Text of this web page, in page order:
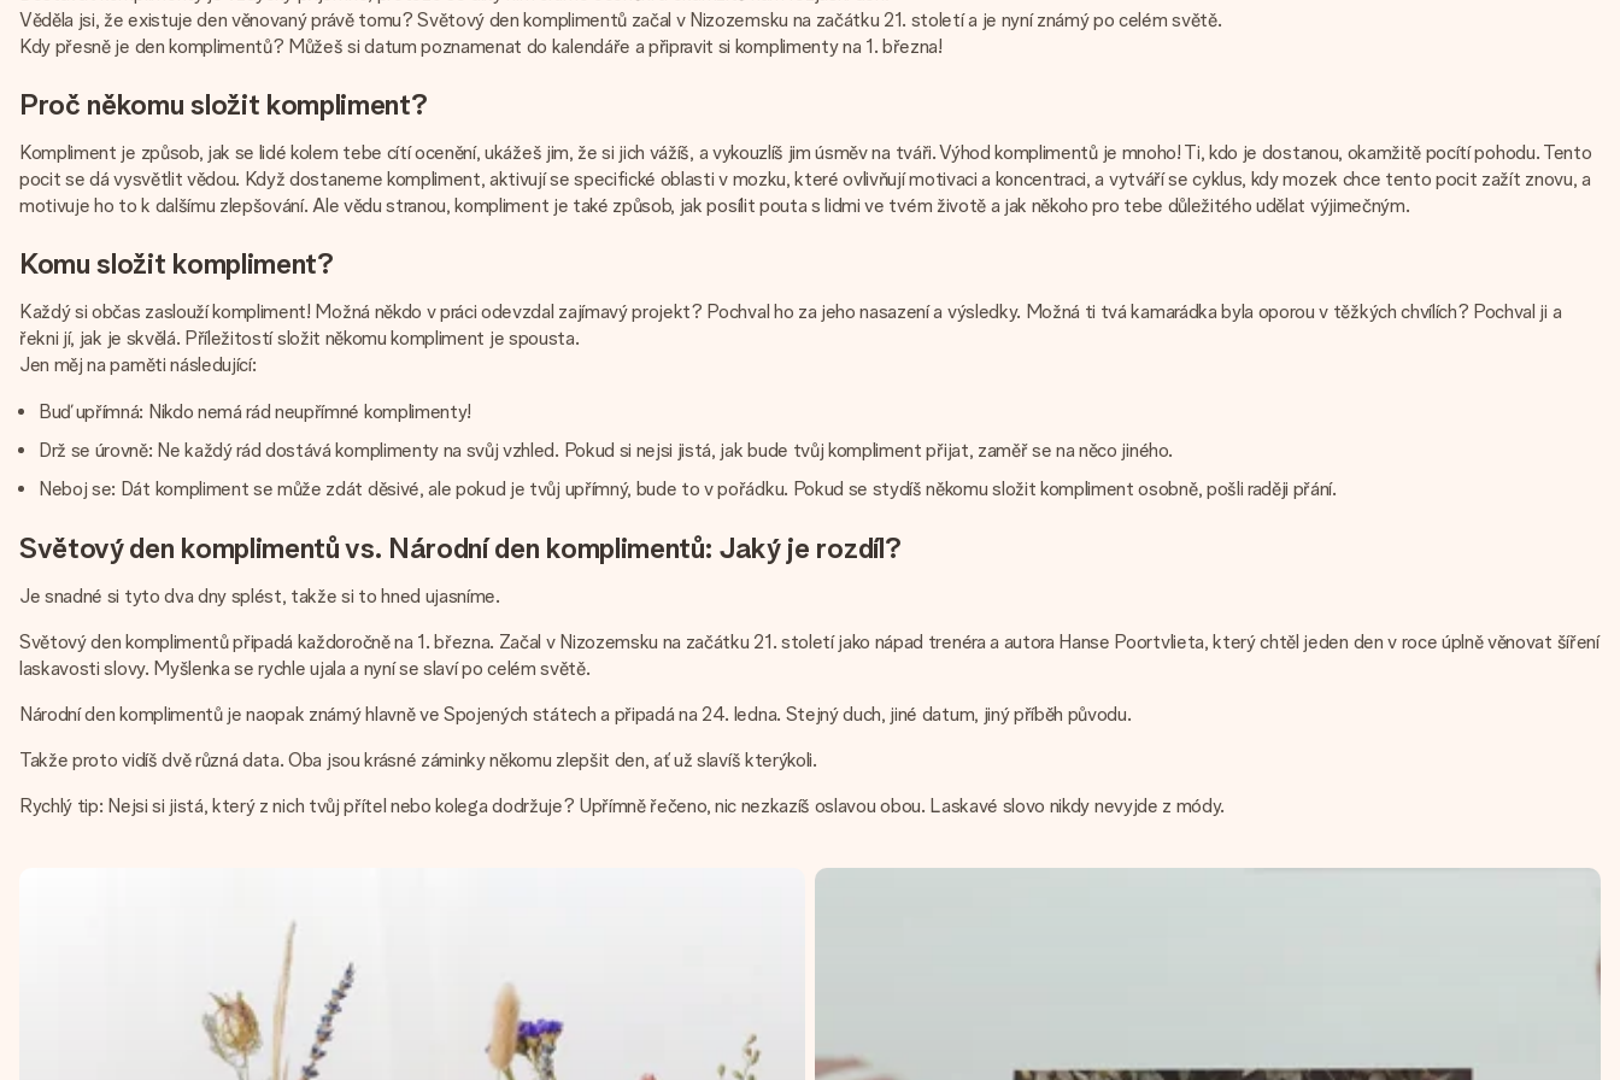
Věděla jsi, že existuje den věnovaný právě tomu? Světový den komplimentů začal v Nizozemsku na začátku 21. století a je nyní známý po celém světě.
Kdy přesně je den komplimentů? Můžeš si datum poznamenat do kalendáře a připravit si komplimenty na 1. března!
Proč někomu složit kompliment?
Kompliment je způsob, jak se lidé kolem tebe cítí ocenění, ukážeš jim, že si jich vážíš, a vykouzlíš jim úsměv na tváři. Výhod komplimentů je mnoho! Ti, kdo je dostanou, okamžitě pocítí pohodu. Tento
pocit se dá vysvětlit vědou. Když dostaneme kompliment, aktivují se specifické oblasti v mozku, které ovlivňují motivaci a koncentraci, a vytváří se cyklus, kdy mozek chce tento pocit zažít znovu, a
motivuje ho to k dalšímu zlepšování. Ale vědu stranou, kompliment je také způsob, jak posílit pouta s lidmi ve tvém životě a jak někoho pro tebe důležitého udělat výjimečným.
Komu složit kompliment?
Každý si občas zaslouží kompliment! Možná někdo v práci odevzdal zajímavý projekt? Pochval ho za jeho nasazení a výsledky. Možná ti tvá kamarádka byla oporou v těžkých chvílích? Pochval ji a
řekni jí, jak je skvělá. Příležitostí složit někomu kompliment je spousta.
Jen měj na paměti následující:
Buď upřímná: Nikdo nemá rád neupřímné komplimenty!
Drž se úrovně: Ne každý rád dostává komplimenty na svůj vzhled. Pokud si nejsi jistá, jak bude tvůj kompliment přijat, zaměř se na něco jiného.
Neboj se: Dát kompliment se může zdát děsivé, ale pokud je tvůj upřímný, bude to v pořádku. Pokud se stydíš někomu složit kompliment osobně, pošli raději přání.
Světový den komplimentů vs. Národní den komplimentů: Jaký je rozdíl?
Je snadné si tyto dva dny splést, takže si to hned ujasníme.
Světový den komplimentů připadá každoročně na 1. března. Začal v Nizozemsku na začátku 21. století jako nápad trenéra a autora Hanse Poortvlieta, který chtěl jeden den v roce úplně věnovat šíření
laskavosti slovy. Myšlenka se rychle ujala a nyní se slaví po celém světě.
Národní den komplimentů je naopak známý hlavně ve Spojených státech a připadá na 24. ledna. Stejný duch, jiné datum, jiný příběh původu.
Takže proto vidíš dvě různá data. Oba jsou krásné záminky někomu zlepšit den, ať už slavíš kterýkoli.
Rychlý tip: Nejsi si jistá, který z nich tvůj přítel nebo kolega dodržuje? Upřímně řečeno, nic nezkazíš oslavou obou. Laskavé slovo nikdy nevyjde z módy.